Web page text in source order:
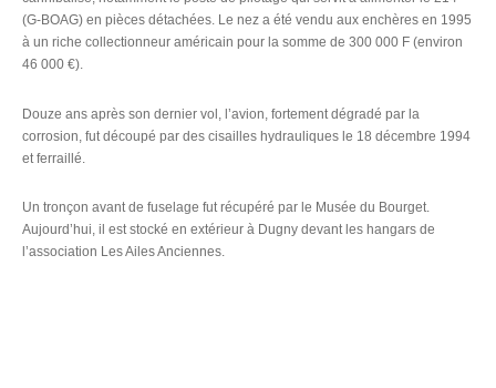
(G-BOAG) en pièces détachées. Le nez a été vendu aux enchères en 1995
à un riche collectionneur américain pour la somme de 300 000 F (environ
46 000 €).
Douze ans après son dernier vol, l’avion, fortement dégradé par la
corrosion, fut découpé par des cisailles hydrauliques le 18 décembre 1994
et ferraillé.
Un tronçon avant de fuselage fut récupéré par le Musée du Bourget.
Aujourd’hui, il est stocké en extérieur à Dugny devant les hangars de
l’association Les Ailes Anciennes.